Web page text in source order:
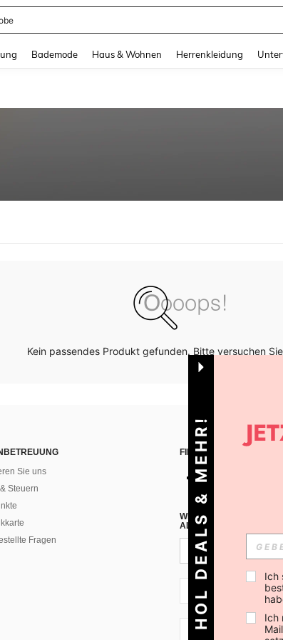
Bademode Haus & Wohnen Herrenkleidung
Kein passendes Produkt gefunden. Bitte versuchen
Sie uns
Steuern
Fragen
FINDEN SIE UNS AUF
WENN DU DICH FÜR
ALLEN ANDEREN
CH + 41
CH + 41
HOL DEALS & MEHR! Ich
Ich